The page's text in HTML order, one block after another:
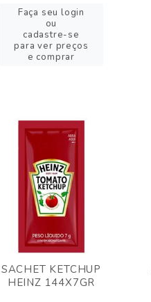
Faça seu login
ou
cadastre-se
para ver preços
e comprar
SACHET KETCHUP
HEINZ 144X7GR